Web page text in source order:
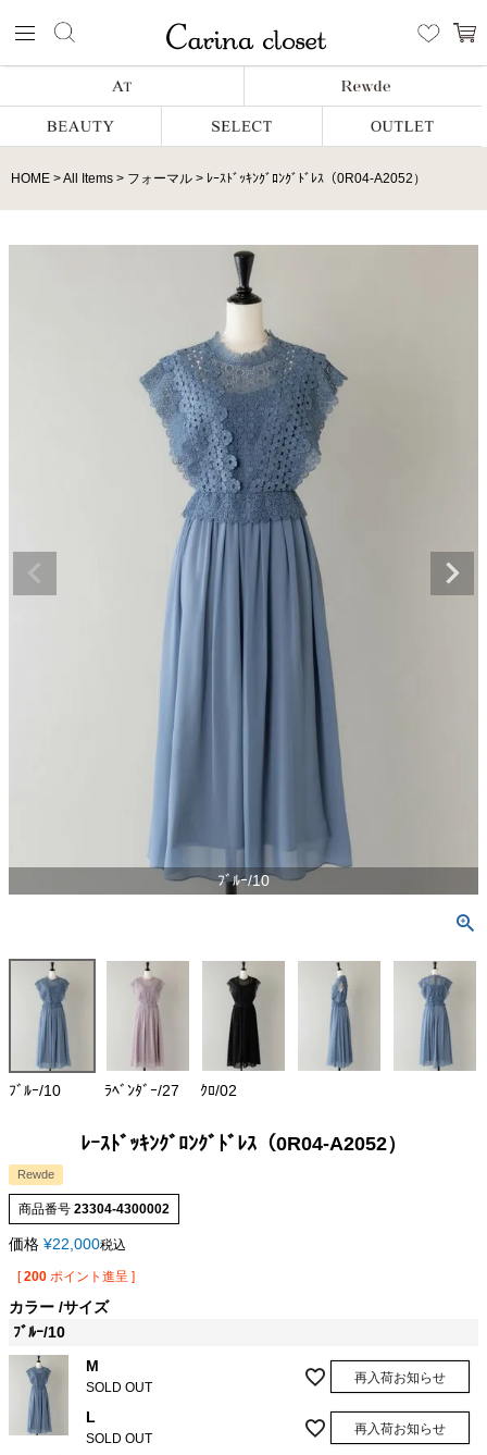
HOME All Items フォーマル ﾚｰｽﾄﾞｯｷﾝｸﾞﾛﾝｸﾞﾄﾞﾚｽ（0R04-A2052）
ﾌﾞﾙｰ/10
ﾌﾞﾙｰ/10 ﾗﾍﾞﾝﾀﾞｰ/27 ｸﾛ/02
ﾚｰｽﾄﾞｯｷﾝｸﾞﾛﾝｸﾞﾄﾞﾚｽ（0R04-A2052）
Rewde
商品番号 23304-4300002
価格 ¥22,000税込
[ 200 ポイント進呈 ]
カラー サイズ
ﾌﾞﾙｰ/10
M
SOLD OUT
再入荷お知らせ
L
SOLD OUT
再入荷お知らせ